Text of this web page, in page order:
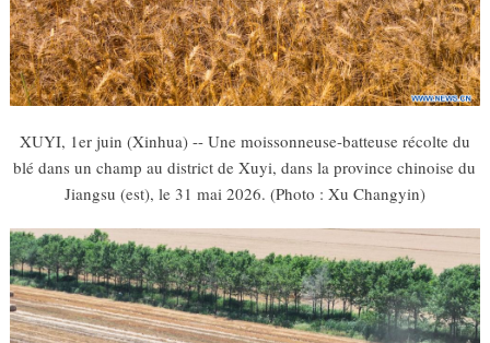
XUYI, 1er juin (Xinhua) -- Une moissonneuse-batteuse récolte du
blé dans un champ au district de Xuyi, dans la province chinoise du
Jiangsu (est), le 31 mai 2026. (Photo : Xu Changyin)